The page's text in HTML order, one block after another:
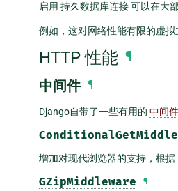
启用 持久数据库连接可以在大
例如，这对网络性能有限的虚拟
HTTP 性能 ¶
中间件 ¶
Django自带了一些有用的 中间件
增加对现代浏览器的支持，根据
GZipMiddleware ¶